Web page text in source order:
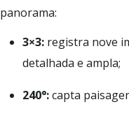
panorama:
3×3: registra nove
detalhada e ampla;
240°:capta